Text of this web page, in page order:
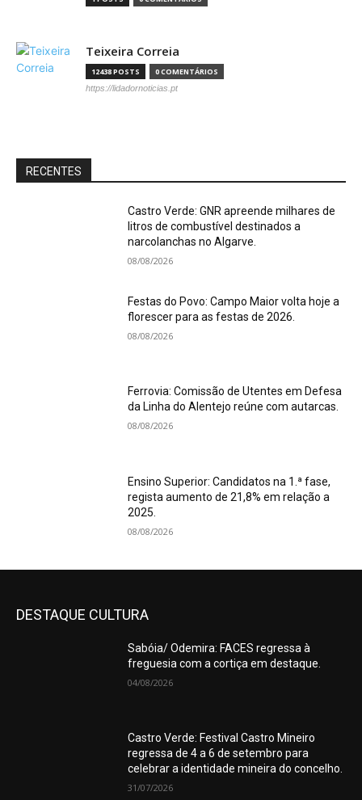
Teixeira Correia
12438 POSTS 0 COMENTÁRIOS
https://lidadornoticias.pt
RECENTES
Castro Verde: GNR apreende milhares de
litros de combustível destinados a
narcolanchas no Algarve.
08/08/2026
Festas do Povo: Campo Maior volta hoje a
florescer para as festas de 2026.
08/08/2026
Ferrovia: Comissão de Utentes em Defesa
da Linha do Alentejo reúne com autarcas.
08/08/2026
Ensino Superior: Candidatos na 1.ª fase,
regista aumento de 21,8% em relação a
2025.
08/08/2026
DESTAQUE CULTURA
Sabóia/ Odemira: FACES regressa à
freguesia com a cortiça em destaque.
04/08/2026
Castro Verde: Festival Castro Mineiro
regressa de 4 a 6 de setembro para
celebrar a identidade mineira do concelho.
31/07/2026